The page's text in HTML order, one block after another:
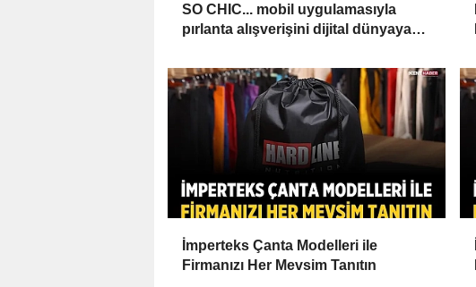
SO CHIC... mobil uygulamasıyla
pırlanta alışverişini dijital dünyaya
İmperteks Çanta Modelleri ile
Firmanızı Her Mevsim Tanıtın